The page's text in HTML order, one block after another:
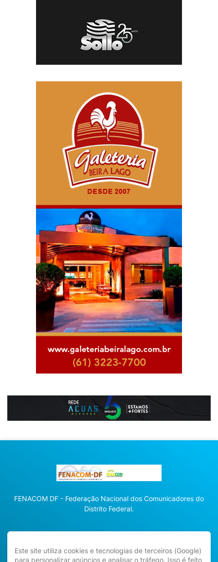
FENACOM DF - Federação Nacional dos Comunicadores do
Distrito Federal.
Este site utiliza cookies e tecnologias de terceiros (Google)
para personalizar anúncios e analisar o tráfego. Isso é feito